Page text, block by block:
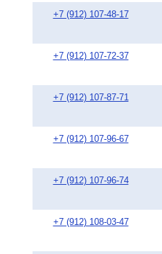
+7 (912) 107-48-17
+7 (912) 107-72-37
+7 (912) 107-87-71
+7 (912) 107-96-67
+7 (912) 107-96-74
+7 (912) 108-03-47